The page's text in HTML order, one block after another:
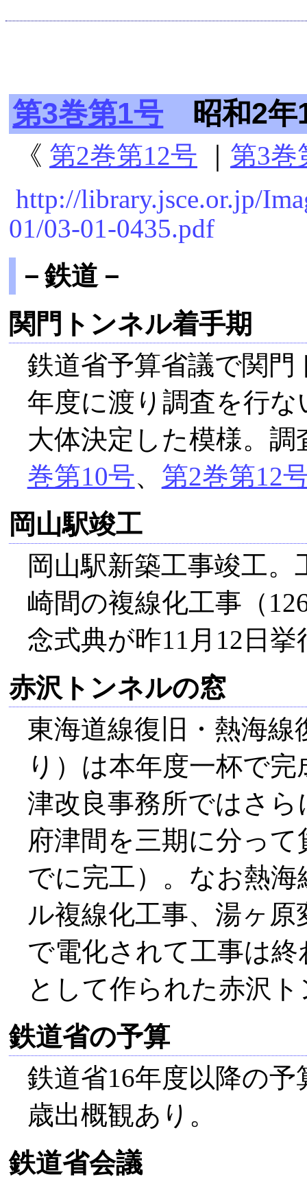
第3巻第1号 昭和2年
《 第2巻第12号
第3巻
http://library.jsce.or.jp/
01/03-01-0435.pdf
－鉄道－
関門トンネル着手期
鉄道省予算省議で関
年度に渡り調査を行
大体決定した模様。調
巻第10号、 第2巻第12
岡山駅竣工
岡山駅新築工事竣工
崎間の複線化工事（
念式典が昨11月12日
赤沢トンネルの窓
東海道線復旧・熱海線
り）は本年度一杯で
津改良事務所ではさ
府津間を三期に分っ
でに完工）。なお熱
ル複線化工事、湯ヶ
で電化されて工事は
として作られた赤沢
鉄道省の予算
鉄道省16年度以降の
歳出概観あり。
鉄道省会議